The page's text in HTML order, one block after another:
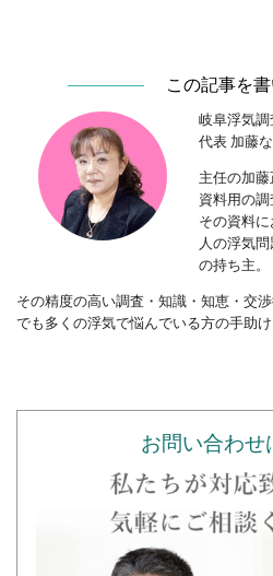
この記事を書
岐阜浮気
代表 加藤
主任の加
資料用の
その資料
人の浮気
の持ち主。
その精度の高い調査・知識・知恵・交
でも多くの浮気で悩んでいる方の手助
お問い合わせ